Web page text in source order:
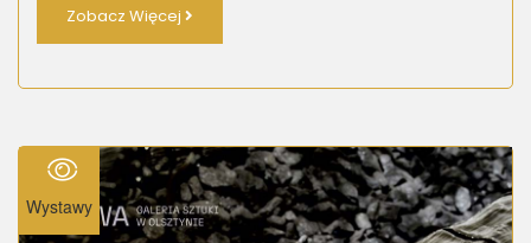
Zobacz Więcej
Wystawy